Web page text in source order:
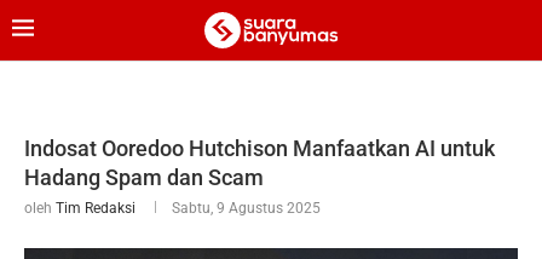
Indosat Ooredoo Hutchison Manfaatkan AI untuk
Hadang Spam dan Scam
oleh Tim Redaksi Sabtu, 9 Agustus 2025